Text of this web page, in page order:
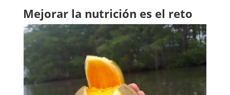
Mejorar la nutrición es el reto